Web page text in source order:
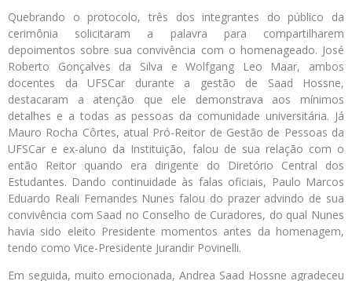
Quebrando o protocolo, três dos integrantes do público da
cerimônia solicitaram a palavra para compartilharem
depoimentos sobre sua convivência com o homenageado. José
Roberto Gonçalves da Silva e Wolfgang Leo Maar, ambos
docentes da UFSCar durante a gestão de Saad Hossne,
destacaram a atenção que ele demonstrava aos mínimos
detalhes e a todas as pessoas da comunidade universitária. Já
Mauro Rocha Côrtes, atual Pró-Reitor de Gestão de Pessoas da
UFSCar e ex-aluno da Instituição, falou de sua relação com o
então Reitor quando era dirigente do Diretório Central dos
Estudantes. Dando continuidade às falas oficiais, Paulo Marcos
Eduardo Reali Fernandes Nunes falou do prazer advindo de sua
convivência com Saad no Conselho de Curadores, do qual Nunes
havia sido eleito Presidente momentos antes da homenagem,
tendo como Vice-Presidente Jurandir Povinelli.
Em seguida, muito emocionada, Andrea Saad Hossne agradeceu